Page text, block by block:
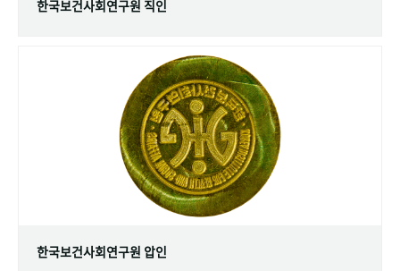
한국보건사회연구원 직인
한국보건사회연구원 압인